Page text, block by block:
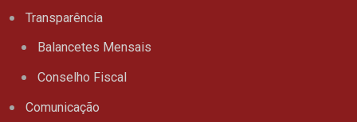
Transparência
Balancetes Mensais
Conselho Fiscal
Comunicação